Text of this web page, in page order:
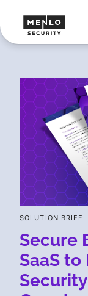
SOLUTION BRIEF
Secure
SaaS